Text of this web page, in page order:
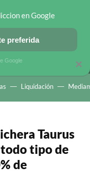
NUEVO
Liquidación
Taurus
tipo de
de
×
en Google
preferida
Google